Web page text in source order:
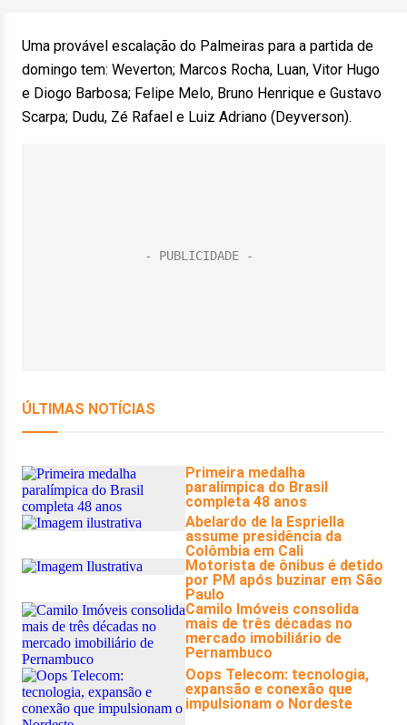
Uma provável escalação do Palmeiras para a partida de
domingo tem: Weverton; Marcos Rocha, Luan, Vitor Hugo
e Diogo Barbosa; Felipe Melo, Bruno Henrique e Gustavo
Scarpa; Dudu, Zé Rafael e Luiz Adriano (Deyverson).